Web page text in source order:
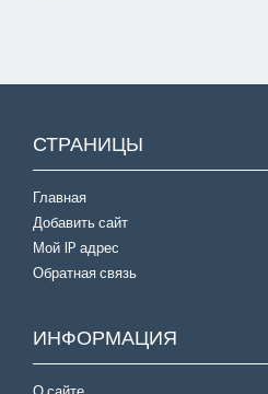
СТРАНИЦЫ
Главная
Добавить сайт
Мой IP адрес
Обратная связь
ИНФОРМАЦИЯ
О сайте